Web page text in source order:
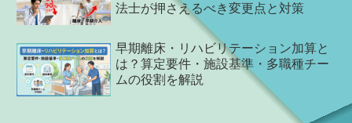
法士が押さえるべき変更点と対策
早期離床・リハビリテーション加算と
は？算定要件・施設基準・多職種チー
ムの役割を解説